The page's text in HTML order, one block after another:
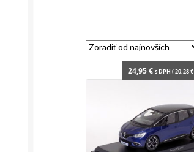
24,95€ s DPH (20,28€